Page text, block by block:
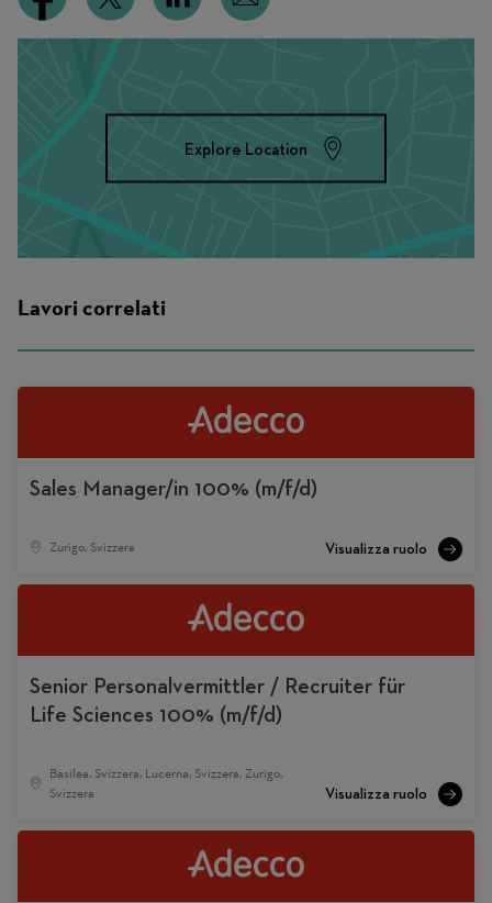
Explore Location
Lavori correlati
Sales Manager/in 100% (m/f/d)
Zurigo, Svizzera
Senior Personalvermittler / Recruiter für
Life Sciences 100% (m/f/d)
Basilea, Svizzera, Lucerna, Svizzera, Zurigo,
Svizzera